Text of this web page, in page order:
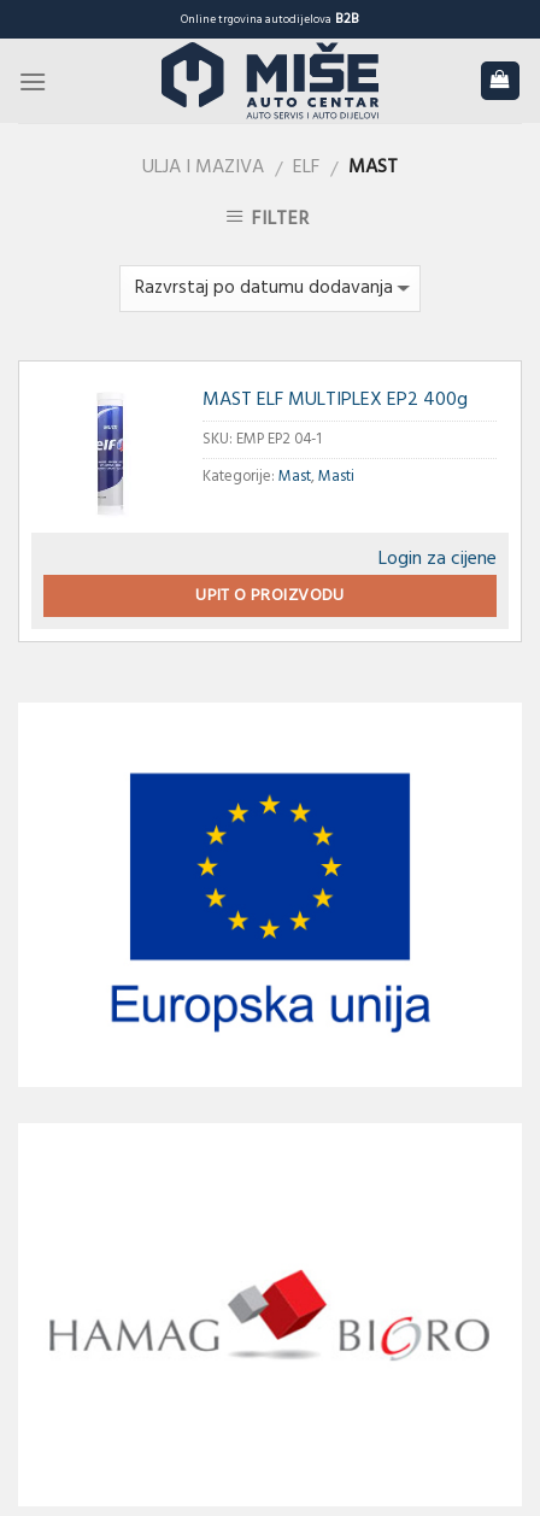
to
content
Online trgovina autodijelova B2B
ULJA I MAZIVA / ELF / MAST
FILTER
MAST ELF MULTIPLEX EP2 400g
SKU: EMP EP2 04-1
Kategorije:Mast,Masti
Login za cijene
UPIT O PROIZVODU